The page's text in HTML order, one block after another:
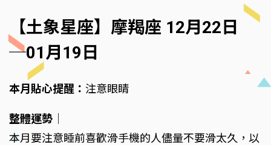
【土象星座】摩羯座 12月22日
─01月19日
本月貼心提醒： 注意眼睛
整體運勢
本月要注意睡前喜歡滑手機的人儘量不要滑太久，以